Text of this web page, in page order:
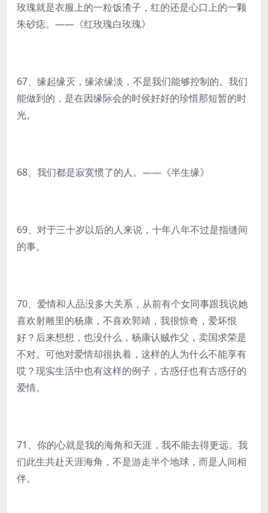
玫瑰就是衣服上的一粒饭渣子，红的还是心口上的一颗
朱砂痣。——《红玫瑰白玫瑰》
67、缘起缘灭，缘浓缘淡，不是我们能够控制的。我们
能做到的，是在因缘际会的时侯好好的珍惜那短暂的时
光。
68、我们都是寂寞惯了的人。——《半生缘》
69、对于三十岁以后的人来说，十年八年不过是指缝间
的事。
70、爱情和人品没多大关系，从前有个女同事跟我说她
喜欢射雕里的杨康，不喜欢郭靖，我很惊奇，爱坏恨
好？后来想想，也没什么，杨康认贼作父，卖国求荣是
不对。可他对爱情却很执着，这样的人为什么不能享有
哎？现实生活中也有这样的例子，古惑仔也有古惑仔的
爱情。
71、你的心就是我的海角和天涯，我不能去得更远。我
们此生共赴天涯海角，不是游走半个地球，而是人间相
伴。